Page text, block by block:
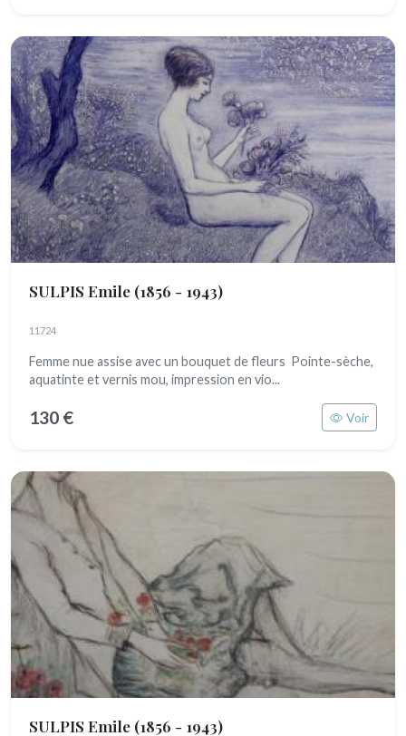
SULPIS Emile (1856 - 1943)
11724
Femme nue assise avec un bouquet de fleurs Pointe-sèche,
aquatinte et vernis mou, impression en vio...
130 € Voir
SULPIS Emile (1856 - 1943)